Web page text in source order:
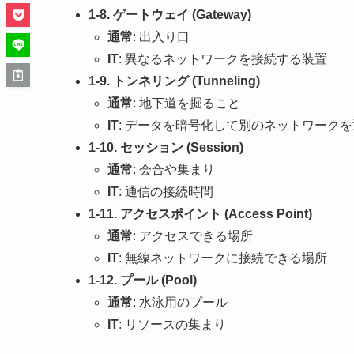
1-8. ゲートウェイ (Gateway)
通常: 出入り口
IT: 異なるネットワークを接続する装置
1-9. トンネリング (Tunneling)
通常: 地下道を掘ること
IT: データを暗号化して別のネットワーク
1-10. セッション (Session)
通常: 会合や集まり
IT: 通信の接続時間
1-11. アクセスポイント (Access Point)
通常: アクセスできる場所
IT: 無線ネットワークに接続できる場所
1-12. プール (Pool)
通常: 水泳用のプール
IT: リソースの集まり